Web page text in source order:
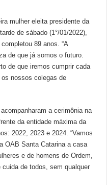
mulher eleita presidente da
de sábado (1°/01/2022),
89 anos. “A
de que já somos o futuro.
de que iremos cumprir cada
nossos colegas de
a cerimônia na
da entidade máxima da
2022, 2023 e 2024. “Vamos
OAB Santa Catarina a casa
e de homens de Ordem,
de todos, sem qualquer